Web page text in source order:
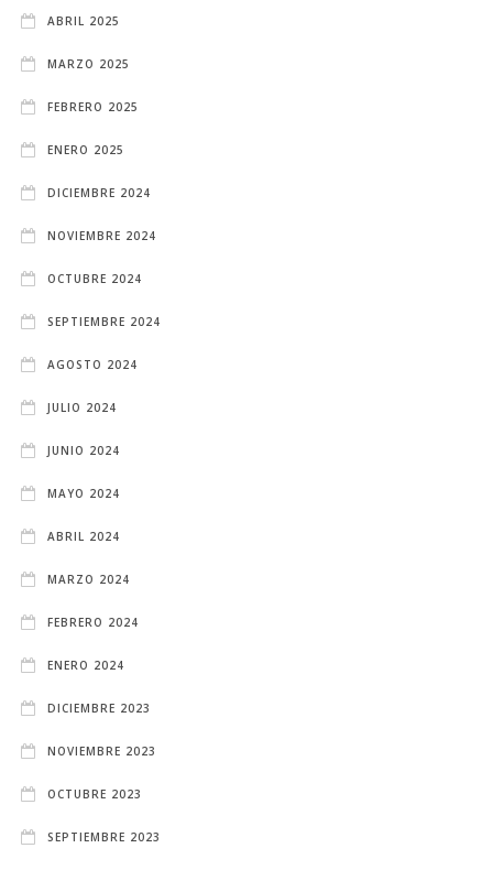
ABRIL 2025
MARZO 2025
FEBRERO 2025
ENERO 2025
DICIEMBRE 2024
NOVIEMBRE 2024
OCTUBRE 2024
SEPTIEMBRE 2024
AGOSTO 2024
JULIO 2024
JUNIO 2024
MAYO 2024
ABRIL 2024
MARZO 2024
FEBRERO 2024
ENERO 2024
DICIEMBRE 2023
NOVIEMBRE 2023
OCTUBRE 2023
SEPTIEMBRE 2023